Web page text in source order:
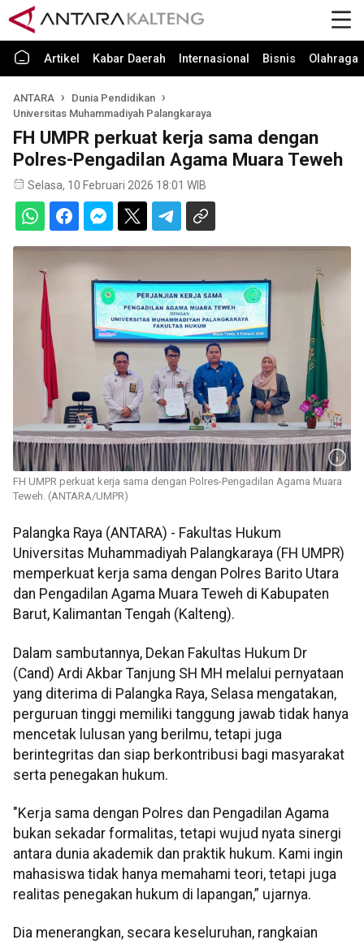
Artikel Kabar Daerah Internasional Bisnis Olahraga
ANTARA
Dunia Pendidikan
Universitas Muhammadiyah Palangkaraya
FH UMPR perkuat kerja sama dengan
Polres-Pengadilan Agama Muara Teweh
Selasa, 10 Februari 2026 18:01 WIB
FH UMPR perkuat kerja sama dengan Polres-Pengadilan Agama Muara
Teweh. (ANTARA/UMPR)
Palangka Raya (ANTARA) - Fakultas Hukum
Universitas Muhammadiyah Palangkaraya (FH UMPR)
memperkuat kerja sama dengan Polres Barito Utara
dan Pengadilan Agama Muara Teweh di Kabupaten
Barut, Kalimantan Tengah (Kalteng).
Dalam sambutannya, Dekan Fakultas Hukum Dr
(Cand) Ardi Akbar Tanjung SH MH melalui pernyataan
yang diterima di Palangka Raya, Selasa mengatakan,
perguruan tinggi memiliki tanggung jawab tidak hanya
mencetak lulusan yang berilmu, tetapi juga
berintegritas dan siap berkontribusi bagi masyarakat
serta penegakan hukum.
"Kerja sama dengan Polres dan Pengadilan Agama
bukan sekadar formalitas, tetapi wujud nyata sinergi
antara dunia akademik dan praktik hukum. Kami ingin
mahasiswa tidak hanya memahami teori, tetapi juga
realitas penegakan hukum di lapangan,” ujarnya.
Dia menerangkan, secara keseluruhan, rangkaian